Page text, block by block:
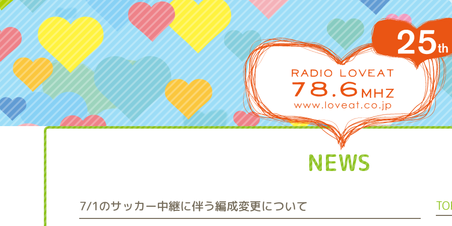
NEWS
7/1のサッカー中継に伴う編成変更について